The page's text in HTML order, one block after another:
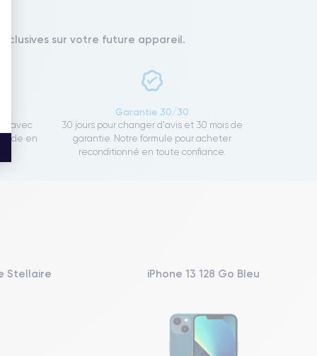
sur votre future appareil.
avec
en
Garantie 30/30
30 jours pour changer d'avis et 30 mois de
garantie. Notre formule pour acheter
reconditionné en toute confiance.
Stellaire iPhone 13 128 Go Bleu